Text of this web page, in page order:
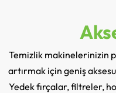
Temizlik makinelerinizin
artırmak için geniş
Yedek fırçalar, filtreler,